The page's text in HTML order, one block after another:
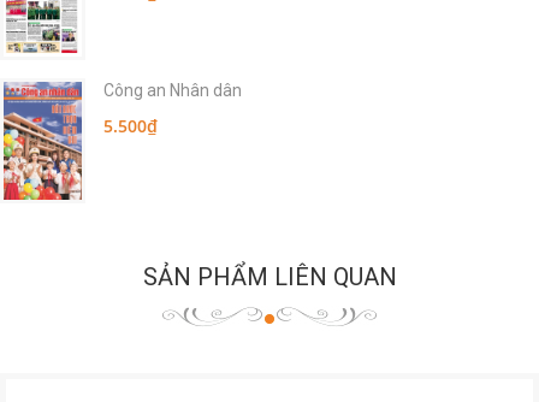
Công an Nhân dân
5.500₫
SẢN PHẨM LIÊN QUAN